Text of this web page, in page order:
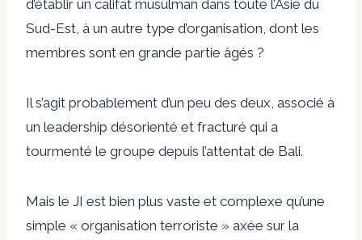
d’établir un califat musulman dans toute l’Asie du
Sud-Est, à un autre type d’organisation, dont les
membres sont en grande partie âgés ?
Il s’agit probablement d’un peu des deux, associé à
un leadership désorienté et fracturé qui a
tourmenté le groupe depuis l’attentat de Bali.
Mais le JI est bien plus vaste et complexe qu’une
simple « organisation terroriste » axée sur la